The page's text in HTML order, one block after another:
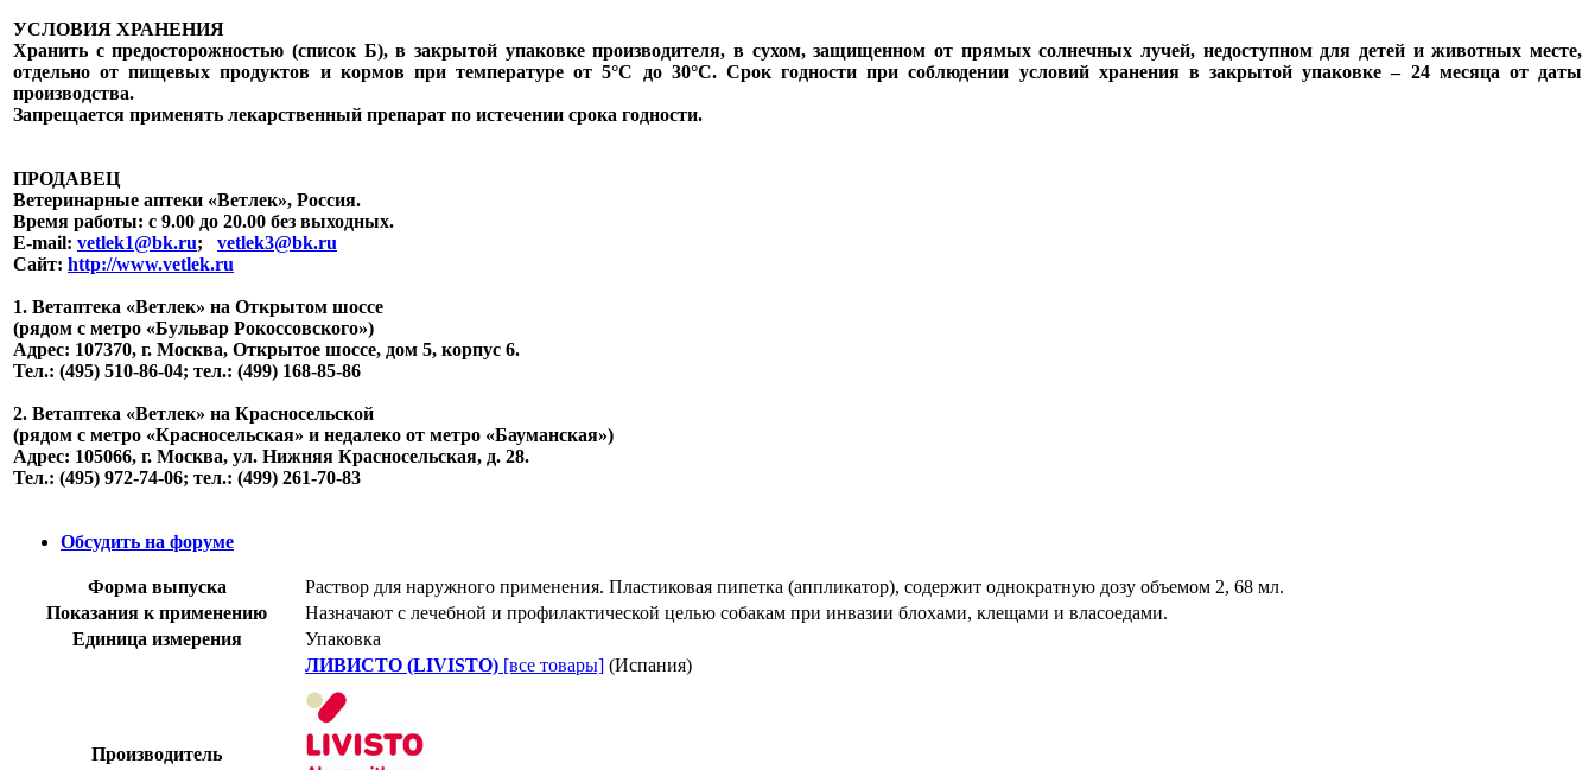
УСЛОВИЯ ХРАНЕНИЯ
Хранить с предосторожностью (список Б), в закрытой упаковке производителя, в сухом, защищенном от прямых солнечных лучей, недоступном для детей и животных месте,
отдельно от пищевых продуктов и кормов при температуре от 5°С до 30°С. Срок годности при соблюдении условий хранения в закрытой упаковке – 24 месяца от даты
производства.
Запрещается применять лекарственный препарат по истечении срока годности.
ПРОДАВЕЦ
Ветеринарные аптеки «Ветлек», Россия.
Время работы: с 9.00 до 20.00 без выходных.
E-mail: vetlek1@bk.ru; vetlek3@bk.ru
Сайт: http://www.vetlek.ru
1. Ветаптека «Ветлек» на Открытом шоссе
(рядом с метро «Бульвар Рокоссовского»)
Адрес: 107370, г. Москва, Открытое шоссе, дом 5, корпус 6.
Тел.: (495) 510-86-04; тел.: (499) 168-85-86
2. Ветаптека «Ветлек» на Красносельской
(рядом с метро «Красносельская» и недалеко от метро «Бауманская»)
Адрес: 105066, г. Москва, ул. Нижняя Красносельская, д. 28.
Тел.: (495) 972-74-06; тел.: (499) 261-70-83
Обсудить на форуме
Форма выпуска
Раствор для наружного применения. Пластиковая пипетка (аппликатор), содержит однократную дозу объемом 2, 68 мл.
Показания к применению
Назначают с лечебной и профилактической целью собакам при инвазии блохами, клещами и власоедами.
Единица измерения
Упаковка
Производитель
ЛИВИСТО (LIVISTO) [все товары] (Испания)